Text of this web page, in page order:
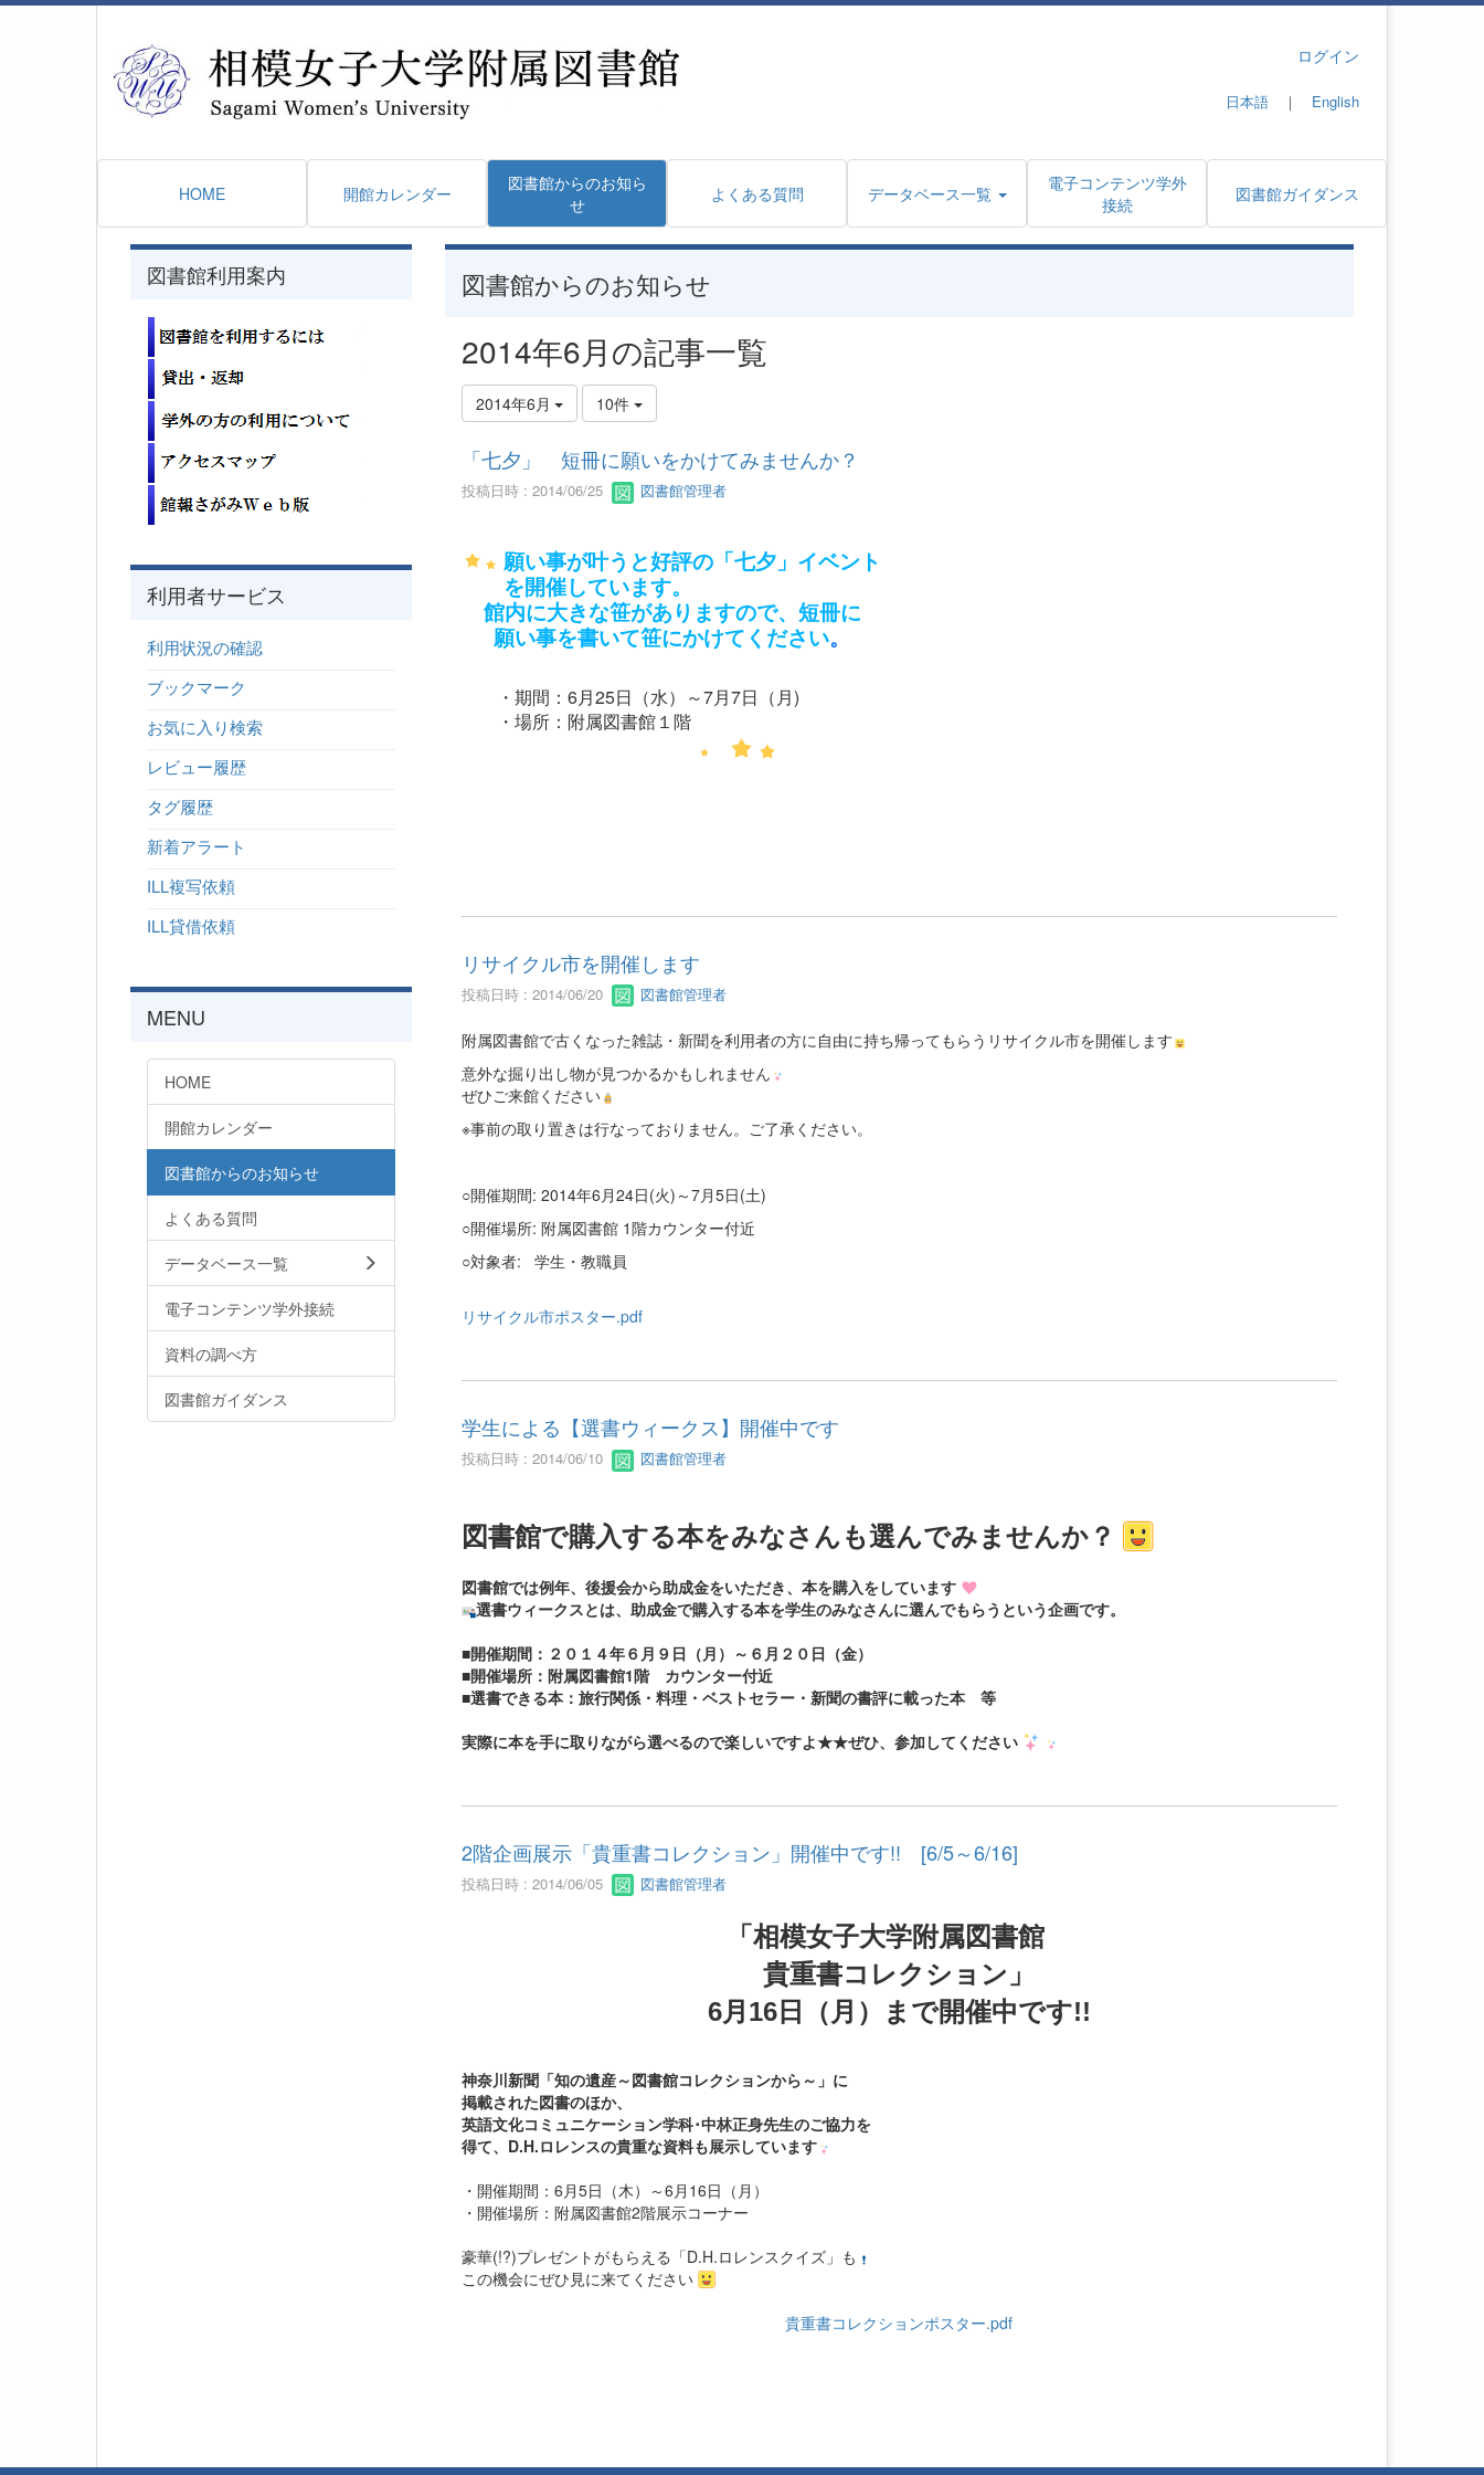
ログイン
日本語 ｜ English
HOME 開館カレンダー
図書館からのお知ら
せ
よくある質問 データベース一覧
電子コンテンツ学外
接続
図書館ガイダンス
図書館からのお知らせ
2014年6月の記事一覧
2014年6月 10件
「七夕」 短冊に願いをかけてみませんか？
投稿日時 : 2014/06/25 図書館管理者
願い事が叶うと好評の「七夕」イベント
を開催しています。
館内に大きな笹がありますので、短冊に
願い事を書いて笹にかけてください。
・期間：6月25日（水）～7月7日（月)
・場所：附属図書館１階
リサイクル市を開催します
投稿日時 : 2014/06/20 図書館管理者
附属図書館で古くなった雑誌・新聞を利用者の方に自由に持ち帰ってもらうリサイクル市を開催します
意外な掘り出し物が見つかるかもしれません
ぜひご来館ください
※事前の取り置きは行なっておりません。ご了承ください。
○開催期間: 2014年6月24日(火)～7月5日(土)
○開催場所: 附属図書館 1階カウンター付近
○対象者: 学生・教職員
リサイクル市ポスター.pdf
学生による【選書ウィークス】開催中です
投稿日時 : 2014/06/10 図書館管理者
図書館で購入する本をみなさんも選んでみませんか？
図書館では例年、後援会から助成金をいただき、本を購入をしています
選書ウィークスとは、助成金で購入する本を学生のみなさんに選んでもらうという企画です。
■開催期間：２０１４年６月９日（月）～６月２０日（金）
■開催場所：附属図書館1階 カウンター付近
■選書できる本：旅行関係・料理・ベストセラー・新聞の書評に載った本 等
実際に本を手に取りながら選べるので楽しいですよ★★ぜひ、参加してください
2階企画展示「貴重書コレクション」開催中です!! [6/5～6/16]
投稿日時 : 2014/06/05 図書館管理者
「相模女子大学附属図書館
貴重書コレクション」
6月16日（月）まで開催中です!!
神奈川新聞「知の遺産～図書館コレクションから～」に
掲載された図書のほか、
英語文化コミュニケーション学科･中林正身先生のご協力を
得て、D.H.ロレンスの貴重な資料も展示しています
・開催期間：6月5日（木）～6月16日（月）
・開催場所：附属図書館2階展示コーナー
豪華(!?)プレゼントがもらえる「D.H.ロレンスクイズ」も
この機会にぜひ見に来てください
貴重書コレクションポスター.pdf
図書館利用案内
利用者サービス
利用状況の確認
ブックマーク
お気に入り検索
レビュー履歴
タグ履歴
新着アラート
ILL複写依頼
ILL貸借依頼
MENU
HOME
開館カレンダー
図書館からのお知らせ
よくある質問
データベース一覧
電子コンテンツ学外接続
資料の調べ方
図書館ガイダンス